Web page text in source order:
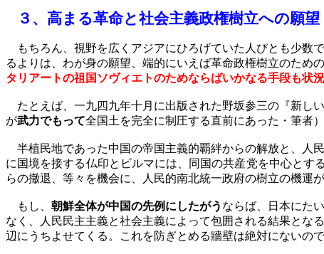
３、 高まる革命と社会主義政権樹立への願望
もちろん、視野を広くアジアにひろげていた人びとも少数
るよりは、わが身の願望、端的にいえば革命政権樹立のため
タリアートの祖国ソヴィエトのためならばいかなる手段も状
たとえば、一九四九年十月に出版された野坂参三の『新し
が武力でもって全国土を完全に制圧する直前にあった・筆者
半植民地であった中国の帝国主義的覇絆からの解放と、人
に国境を接する仏印とビルマには、同国の共産党を中心と
らの撤退、等々を機会に、人民的南北統一政府の樹立の機運
もし、 朝鮮全体が中国の先例にしたがう ならば、日本にた
なく、人民民主主義と社会主義によって包囲される結果とな
辺にうちよせてくる。これを防ぎとめる牆壁は絶対にないので